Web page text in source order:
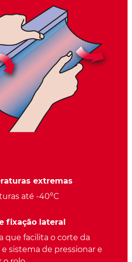
extremas
até -40ºC
fixação lateral
que facilita o corte da
sistema de pressionar e